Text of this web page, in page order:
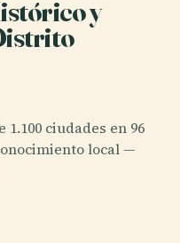
y
ciudades en 96
local —